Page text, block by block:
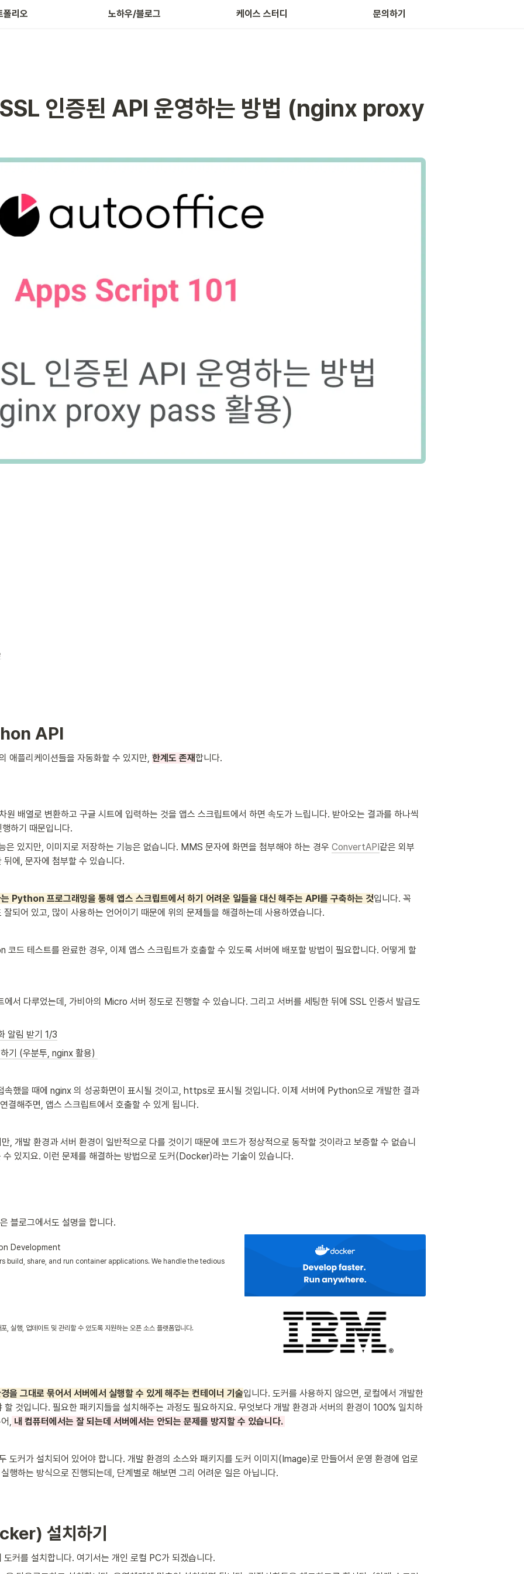
폴리오 노하우/블로그 케이스 스터디 문의하기
인증된 API 운영하는 방법 (nginx proxy
API
애플리케이션들을 자동화할 수 있지만, 한계도 존재합니다.
배열로 변환하고 구글 시트에 입력하는 것을 앱스 스크립트에서 하면 속도가 느립니다. 받아오는 결과를 하나씩
하기 때문입니다.
은 있지만, 이미지로 저장하는 기능은 없습니다. MMS 문자에 화면을 첨부해야 하는 경우 ConvertAPI같은 외부
뒤에, 문자에 첨부할 수 있습니다.
Python 프로그래밍을 통해 앱스 스크립트에서 하기 어려운 일들을 대신 해주는 API를 구축하는 것입니다. 꼭
되어 있고, 많이 사용하는 언어이기 때문에 위의 문제들을 해결하는데 사용하였습니다.
코드 테스트를 완료한 경우, 이제 앱스 스크립트가 호출할 수 있도록 서버에 배포할 방법이 필요합니다. 어떻게 할
에서 다루었는데, 가비아의 Micro 서버 정도로 진행할 수 있습니다. 그리고 서버를 세팅한 뒤에 SSL 인증서 발급도
알림 받기 1/3
기 (우분투, nginx 활용)
속했을 때에 nginx 의 성공화면이 표시될 것이고, https로 표시될 것입니다. 이제 서버에 Python으로 개발한 결과
해주면, 앱스 스크립트에서 호출할 수 있게 됩니다.
, 개발 환경과 서버 환경이 일반적으로 다를 것이기 때문에 코드가 정상적으로 동작할 것이라고 보증할 수 없습니
있지요. 이런 문제를 해결하는 방법으로 도커(Docker)라는 기술이 있습니다.
블로그에서도 설명을 합니다.
Development
build, share, and run container applications. We handle the tedious
실행, 업데이트 및 관리할 수 있도록 지원하는 오픈 소스 플랫폼입니다.
을 그대로 묶어서 서버에서 실행할 수 있게 해주는 컨테이너 기술입니다. 도커를 사용하지 않으면, 로컬에서 개발한
것입니다. 필요한 패키지들을 설치해주는 과정도 필요하지요. 무엇보다 개발 환경과 서버의 환경이 100% 일치하
, 내 컴퓨터에서는 잘 되는데 서버에서는 안되는 문제를 방지할 수 있습니다.
도커가 설치되어 있어야 합니다. 개발 환경의 소스와 패키지를 도커 이미지(Image)로 만들어서 운영 환경에 업로
행하는 방식으로 진행되는데, 단계별로 해보면 그리 어려운 일은 아닙니다.
설치하기
커를 설치합니다. 여기서는 개인 로컬 PC가 되겠습니다.